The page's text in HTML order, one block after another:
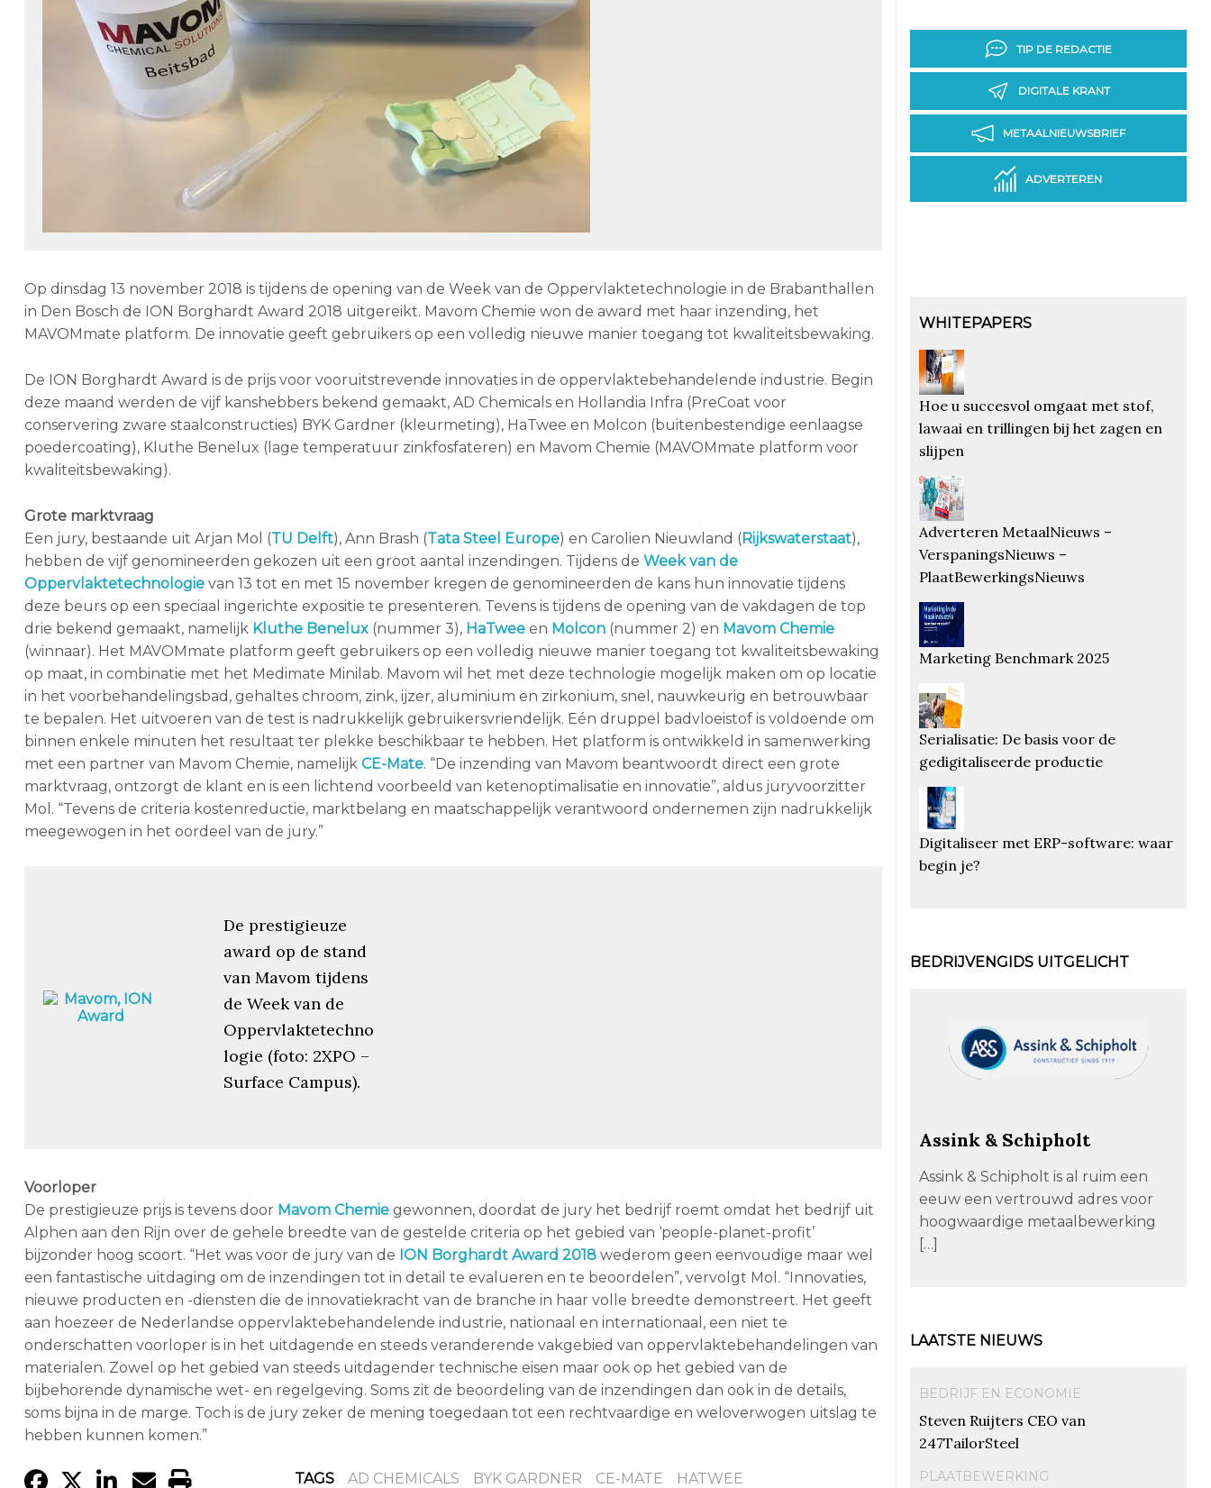
Op dinsdag 13 november 2018 is tijdens de opening van de Week van de Oppervlaktetechnologie in de Brabanthallen
in Den Bosch de ION Borghardt Award 2018 uitgereikt. Mavom Chemie won de award met haar inzending, het
MAVOMmate platform. De innovatie geeft gebruikers op een volledig nieuwe manier toegang tot kwaliteitsbewaking.
De ION Borghardt Award is de prijs voor vooruitstrevende innovaties in de oppervlaktebehandelende industrie. Begin
deze maand werden de vijf kanshebbers bekend gemaakt, AD Chemicals en Hollandia Infra (PreCoat voor
conservering zware staalconstructies) BYK Gardner (kleurmeting), HaTwee en Molcon (buitenbestendige eenlaagse
poedercoating), Kluthe Benelux (lage temperatuur zinkfosfateren) en Mavom Chemie (MAVOMmate platform voor
kwaliteitsbewaking).
Grote marktvraag
Een jury, bestaande uit Arjan Mol (TU Delft), Ann Brash (Tata Steel Europe) en Carolien Nieuwland (Rijkswaterstaat),
hebben de vijf genomineerden gekozen uit een groot aantal inzendingen. Tijdens de Week van de
Oppervlaktetechnologievan 13 tot en met 15 november kregen de genomineerden de kans hun innovatie tijdens
deze beurs op een speciaal ingerichte expositie te presenteren. Tevens is tijdens de opening van de vakdagen de top
drie bekend gemaakt, namelijk Kluthe Benelux(nummer 3), HaTweeen Molcon(nummer 2) en Mavom Chemie
(winnaar). Het MAVOMmate platform geeft gebruikers op een volledig nieuwe manier toegang tot kwaliteitsbewaking
op maat, in combinatie met het Medimate Minilab. Mavom wil het met deze technologie mogelijk maken om op locatie
in het voorbehandelingsbad, gehaltes chroom, zink, ijzer, aluminium en zirkonium, snel, nauwkeurig en betrouwbaar
te bepalen. Het uitvoeren van de test is nadrukkelijk gebruikersvriendelijk. Eén druppel badvloeistof is voldoende om
binnen enkele minuten het resultaat ter plekke beschikbaar te hebben. Het platform is ontwikkeld in samenwerking
met een partner van Mavom Chemie, namelijk CE-Mate. “De inzending van Mavom beantwoordt direct een grote
marktvraag, ontzorgt de klant en is een lichtend voorbeeld van ketenoptimalisatie en innovatie”, aldus juryvoorzitter
Mol. “Tevens de criteria kostenreductie, marktbelang en maatschappelijk verantwoord ondernemen zijn nadrukkelijk
meegewogen in het oordeel van de jury.”
De prestigieuze
award op de stand
van Mavom tijdens
de Week van de
Oppervlaktetechno
logie (foto: 2XPO –
Surface Campus).
Voorloper
De prestigieuze prijs is tevens door Mavom Chemiegewonnen, doordat de jury het bedrijf roemt omdat het bedrijf uit
Alphen aan den Rijn over de gehele breedte van de gestelde criteria op het gebied van ‘people-planet-profit’
bijzonder hoog scoort. “Het was voor de jury van de ION Borghardt Award 2018wederom geen eenvoudige maar wel
een fantastische uitdaging om de inzendingen tot in detail te evalueren en te beoordelen”, vervolgt Mol. “Innovaties,
nieuwe producten en -diensten die de innovatiekracht van de branche in haar volle breedte demonstreert. Het geeft
aan hoezeer de Nederlandse oppervlaktebehandelende industrie, nationaal en internationaal, een niet te
onderschatten voorloper is in het uitdagende en steeds veranderende vakgebied van oppervlaktebehandelingen van
materialen. Zowel op het gebied van steeds uitdagender technische eisen maar ook op het gebied van de
bijbehorende dynamische wet- en regelgeving. Soms zit de beoordeling van de inzendingen dan ook in de details,
soms bijna in de marge. Toch is de jury zeker de mening toegedaan tot een rechtvaardige en weloverwogen uitslag te
hebben kunnen komen.”
TAGS AD CHEMICALS BYK GARDNER CE-MATE
HATWEE
TIP DE REDACTIE
DIGITALE KRANT
METAALNIEUWSBRIEF
ADVERTEREN
WHITEPAPERS
Hoe u succesvol omgaat met stof,
lawaai en trillingen bij het zagen en
slijpen
Adverteren MetaalNieuws –
VerspaningsNieuws –
PlaatBewerkingsNieuws
Marketing Benchmark 2025
Serialisatie: De basis voor de
gedigitaliseerde productie
Digitaliseer met ERP-software: waar
begin je?
BEDRIJVENGIDS UITGELICHT
Assink & Schipholt
Assink & Schipholt is al ruim een
eeuw een vertrouwd adres voor
hoogwaardige metaalbewerking
[…]
LAATSTE NIEUWS
BEDRIJF EN ECONOMIE
Steven Ruijters CEO van
247TailorSteel
PLAATBEWERKING